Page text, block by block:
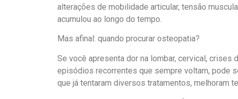
alterações de mobilidade articular, tensão
acumulou ao longo do tempo.
Mas afinal: quando procurar osteopatia?
Se você apresenta dor na lombar, cervical, crises
episódios recorrentes que sempre voltam, pode
que já tentaram diversos tratamentos, melhoram